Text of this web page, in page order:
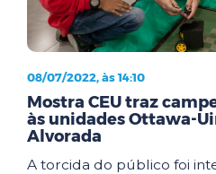
08/07/2022, às 14:10
Mostra CEU traz
às unidades Ottawa-
Alvorada
A torcida do público foi